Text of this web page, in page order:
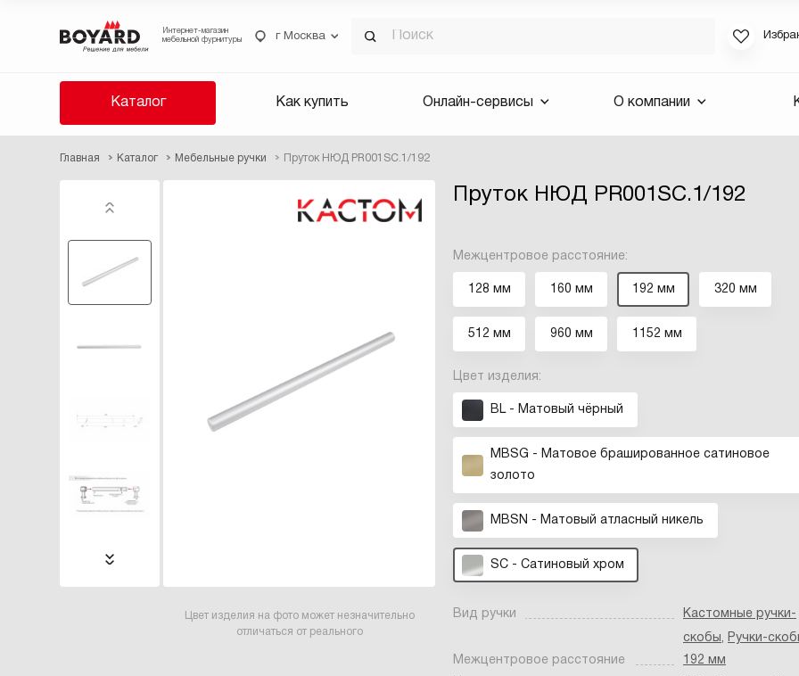
Интернет-магазин
мебельной фурнитуры
г Москва
Каталог Как купить Онлайн-сервисы О компании
Главная Каталог Мебельные ручки Пруток НЮД PR001SC.1/192
Пруток НЮД PR001SC.1/192
Цвет изделия на фото может незначительно
отличаться от реального
Межцентровое расстояние:
128 мм 160 мм 192 мм 320 мм
512 мм 960 мм 1152 мм
Цвет изделия:
BL - Матовый чёрный
MBSG - Матовое брашированное сатиновое
золото
MBSN - Матовый атласный никель
SC - Сатиновый хром
Вид ручки Кастомные ручки-
скобы, Ручки-
Межцентровое расстояние
192 мм
Если вы
для смены
будут
Выслать